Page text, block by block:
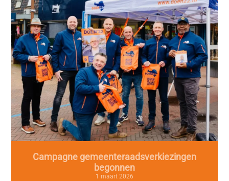
Campagne gemeenteraadsverkiezingen
begonnen
1 maart 2026